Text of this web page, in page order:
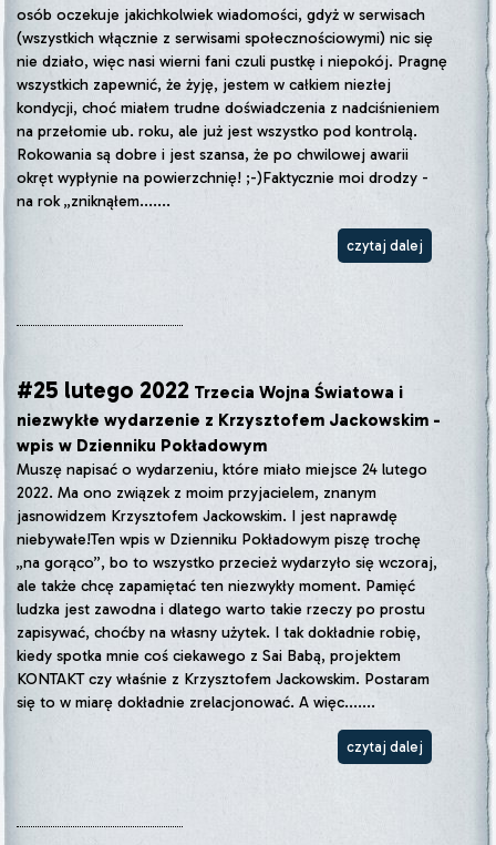
osób oczekuje jakichkolwiek wiadomości, gdyż w serwisach
(wszystkich włącznie z serwisami społecznościowymi) nic się
nie działo, więc nasi wierni fani czuli pustkę i niepokój. Pragnę
wszystkich zapewnić, że żyję, jestem w całkiem niezłej
kondycji, choć miałem trudne doświadczenia z nadciśnieniem
na przełomie ub. roku, ale już jest wszystko pod kontrolą.
Rokowania są dobre i jest szansa, że po chwilowej awarii
okręt wypłynie na powierzchnię! ;-)Faktycznie moi drodzy -
na rok „zniknąłem.......
czytaj dalej
#25 lutego 2022 Trzecia Wojna Światowa i
niezwykłe wydarzenie z Krzysztofem Jackowskim -
wpis w Dzienniku Pokładowym
Muszę napisać o wydarzeniu, które miało miejsce 24 lutego
2022. Ma ono związek z moim przyjacielem, znanym
jasnowidzem Krzysztofem Jackowskim. I jest naprawdę
niebywałe!Ten wpis w Dzienniku Pokładowym piszę trochę
„na gorąco”, bo to wszystko przecież wydarzyło się wczoraj,
ale także chcę zapamiętać ten niezwykły moment. Pamięć
ludzka jest zawodna i dlatego warto takie rzeczy po prostu
zapisywać, choćby na własny użytek. I tak dokładnie robię,
kiedy spotka mnie coś ciekawego z Sai Babą, projektem
KONTAKT czy właśnie z Krzysztofem Jackowskim. Postaram
się to w miarę dokładnie zrelacjonować. A więc.......
czytaj dalej